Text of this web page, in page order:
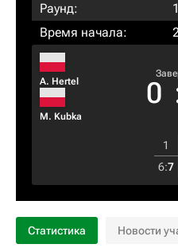
Раунд:
Время начала:
A. Hertel
M. Kubka
0
1
6:7
Статистика Новости